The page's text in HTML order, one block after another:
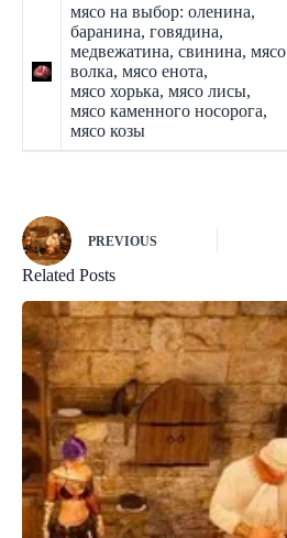
мясо на выбор: оленина,
баранина, говядина,
медвежатина, свинина, мясо
волка, мясо енота,
мясо хорька, мясо лисы,
мясо каменного носорога,
мясо козы
PREVIOUS
Related Posts